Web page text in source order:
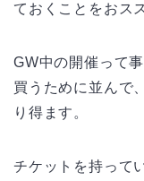
ておくことをおス
GW中の開催って
買うために並んで
り得ます。
チケットを持って